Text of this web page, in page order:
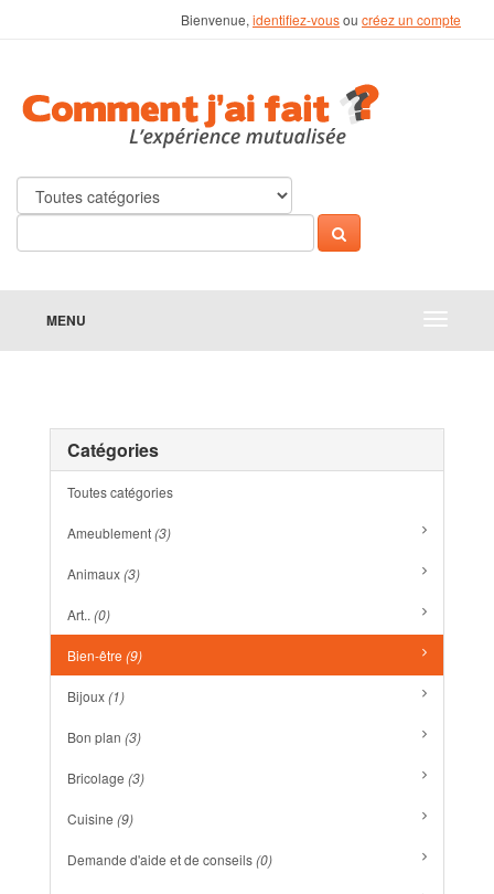
Bienvenue, identifiez-vousou créez un compte
MENU
Catégories
Toutes catégories
Ameublement(3)
Animaux(3)
Art.. (0)
Bien-être (9)
Bijoux(1)
Bon plan (3)
Bricolage (3)
Cuisine (9)
Demande d'aide et de conseils(0)